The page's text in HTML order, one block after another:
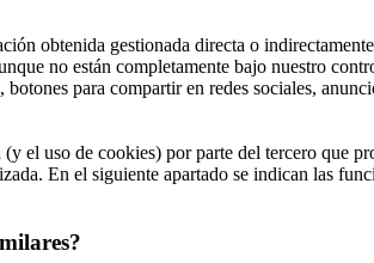
obtenida gestionada directa o
no están completamente bajo nuestro
para compartir en redes sociales,
el uso de cookies) por parte del tercero que
En el siguiente apartado se indican las